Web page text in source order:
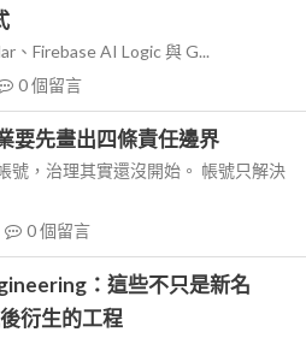
、Firebase AI Logic 與 G...
0個留言
要先畫出四條責任邊界
號，治理其實還沒開始。 帳號只解決
0個留言
：這些不只是新名
衍生的工程